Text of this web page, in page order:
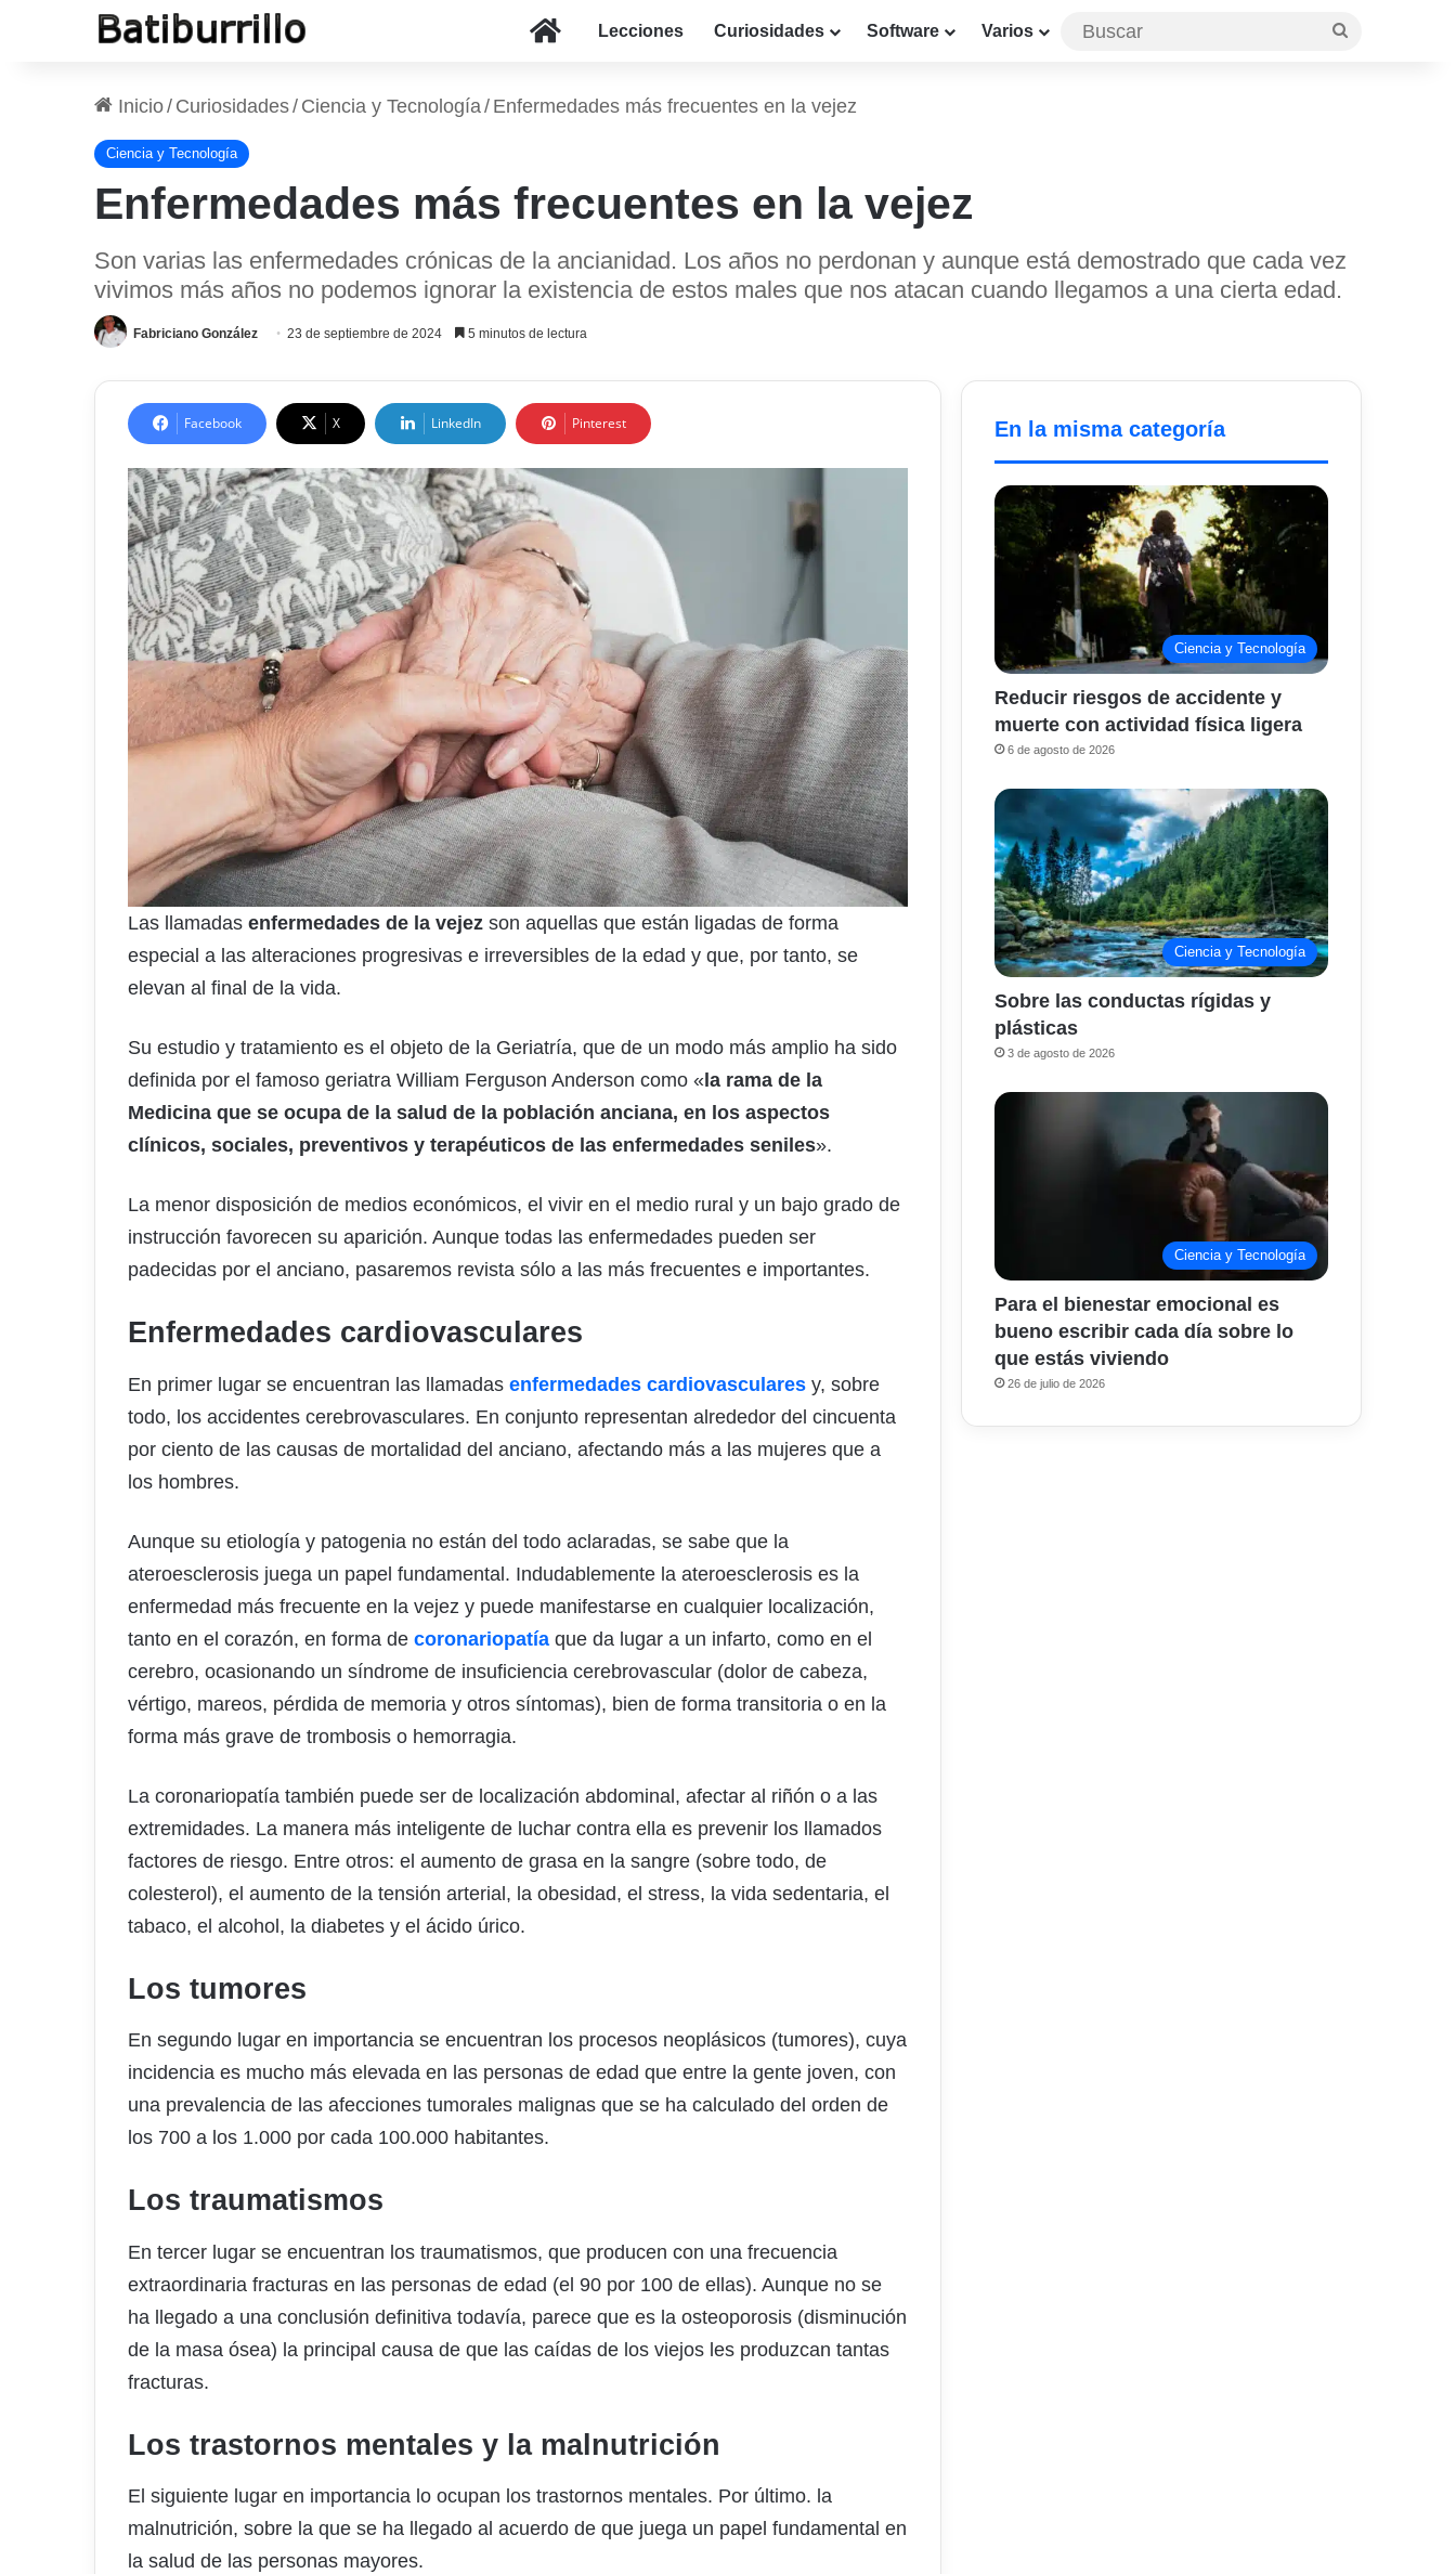
InicioLecciones Curiosidades Software Varios
Inicio/ Curiosidades/ Ciencia y Tecnología/ Enfermedades más frecuentes en la vejez
Ciencia y Tecnología
Enfermedades más frecuentes en la vejez
Son varias las enfermedades crónicas de la ancianidad. Los años no perdonan y aunque está demostrado que cada vez
vivimos más años no podemos ignorar la existencia de estos males que nos atacan cuando llegamos a una cierta edad.
Fabriciano González 23 de septiembre de 2024 5 minutos de lectura
Facebook X LinkedIn Pinterest
Las llamadas enfermedades de la vejez son aquellas que están ligadas de forma
especial a las alteraciones progresivas e irreversibles de la edad y que, por tanto, se
elevan al final de la vida.
Su estudio y tratamiento es el objeto de la Geriatría, que de un modo más amplio ha sido
definida por el famoso geriatra William Ferguson Anderson como « la rama de la
Medicina que se ocupa de la salud de la población anciana, en los aspectos
clínicos, sociales, preventivos y terapéuticos de las enfermedades seniles».
La menor disposición de medios económicos, el vivir en el medio rural y un bajo grado de
instrucción favorecen su aparición. Aunque todas las enfermedades pueden ser
padecidas por el anciano, pasaremos revista sólo a las más frecuentes e importantes.
Enfermedades cardiovasculares
En primer lugar se encuentran las llamadas enfermedades cardiovasculares y, sobre
todo, los accidentes cerebrovasculares. En conjunto representan alrededor del cincuenta
por ciento de las causas de mortalidad del anciano, afectando más a las mujeres que a
los hombres.
Aunque su etiología y patogenia no están del todo aclaradas, se sabe que la
ateroesclerosis juega un papel fundamental. Indudablemente la ateroesclerosis es la
enfermedad más frecuente en la vejez y puede manifestarse en cualquier localización,
tanto en el corazón, en forma de coronariopatía que da lugar a un infarto, como en el
cerebro, ocasionando un síndrome de insuficiencia cerebrovascular (dolor de cabeza,
vértigo, mareos, pérdida de memoria y otros síntomas), bien de forma transitoria o en la
forma más grave de trombosis o hemorragia.
La coronariopatía también puede ser de localización abdominal, afectar al riñón o a las
extremidades. La manera más inteligente de luchar contra ella es prevenir los llamados
factores de riesgo. Entre otros: el aumento de grasa en la sangre (sobre todo, de
colesterol), el aumento de la tensión arterial, la obesidad, el stress, la vida sedentaria, el
tabaco, el alcohol, la diabetes y el ácido úrico.
Los tumores
En segundo lugar en importancia se encuentran los procesos neoplásicos (tumores), cuya
incidencia es mucho más elevada en las personas de edad que entre la gente joven, con
una prevalencia de las afecciones tumorales malignas que se ha calculado del orden de
los 700 a los 1.000 por cada 100.000 habitantes.
Los traumatismos
En tercer lugar se encuentran los traumatismos, que producen con una frecuencia
extraordinaria fracturas en las personas de edad (el 90 por 100 de ellas). Aunque no se
ha llegado a una conclusión definitiva todavía, parece que es la osteoporosis (disminución
de la masa ósea) la principal causa de que las caídas de los viejos les produzcan tantas
fracturas.
Los trastornos mentales y la malnutrición
El siguiente lugar en importancia lo ocupan los trastornos mentales. Por último. la
malnutrición, sobre la que se ha llegado al acuerdo de que juega un papel fundamental en
la salud de las personas mayores.
En la misma categoría
Ciencia y Tecnología
Reducir riesgos de accidente y
muerte con actividad física ligera
6 de agosto de 2026
Ciencia y Tecnología
Sobre las conductas rígidas y
plásticas
3 de agosto de 2026
Ciencia y Tecnología
Para el bienestar emocional es
bueno escribir cada día sobre lo
que estás viviendo
26 de julio de 2026